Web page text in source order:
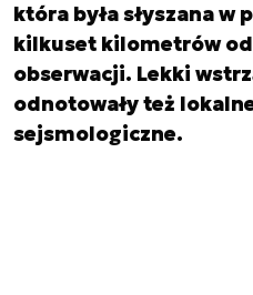
która była słyszana
kilkuset kilometrów
obserwacji. Lekki
odnotowały też
sejsmologiczne.